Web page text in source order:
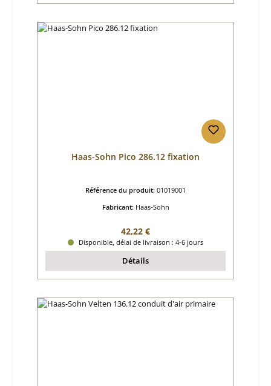
Haas-Sohn Pico 286.12 fixation
Référence du produit: 01019001
Fabricant: Haas-Sohn
Prix régulier :
42,22 €
Disponible, délai de livraison : 4-6 jours
Détails